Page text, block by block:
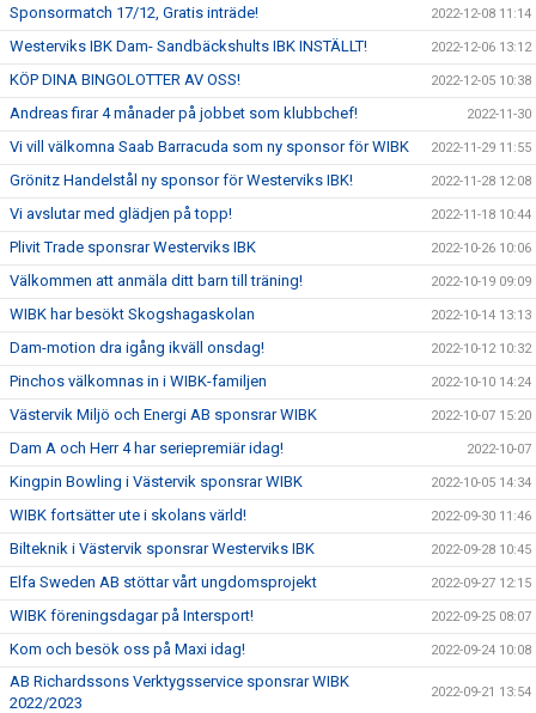
Sponsormatch 17/12, Gratis inträde! 2022-12-08 11:14
Westerviks IBK Dam- Sandbäckshults IBK INSTÄLLT! 2022-12-06 13:12
KÖP DINA BINGOLOTTER AV OSS! 2022-12-05 10:38
Andreas firar 4 månader på jobbet som klubbchef! 2022-11-30
Vi vill välkomna Saab Barracuda som ny sponsor för WIBK 2022-11-29 11:55
Grönitz Handelstål ny sponsor för Westerviks IBK! 2022-11-28 12:08
Vi avslutar med glädjen på topp! 2022-11-18 10:44
Plivit Trade sponsrar Westerviks IBK 2022-10-26 10:06
Välkommen att anmäla ditt barn till träning! 2022-10-19 09:09
WIBK har besökt Skogshagaskolan 2022-10-14 13:13
Dam-motion dra igång ikväll onsdag! 2022-10-12 10:32
Pinchos välkomnas in i WIBK-familjen 2022-10-10 14:24
Västervik Miljö och Energi AB sponsrar WIBK 2022-10-07 15:20
Dam A och Herr 4 har seriepremiär idag! 2022-10-07
Kingpin Bowling i Västervik sponsrar WIBK 2022-10-05 14:34
WIBK fortsätter ute i skolans värld! 2022-09-30 11:46
Bilteknik i Västervik sponsrar Westerviks IBK 2022-09-28 10:45
Elfa Sweden AB stöttar vårt ungdomsprojekt 2022-09-27 12:15
WIBK föreningsdagar på Intersport! 2022-09-25 08:07
Kom och besök oss på Maxi idag! 2022-09-24 10:08
AB Richardssons Verktygsservice sponsrar WIBK
2022/2023
2022-09-21 13:54